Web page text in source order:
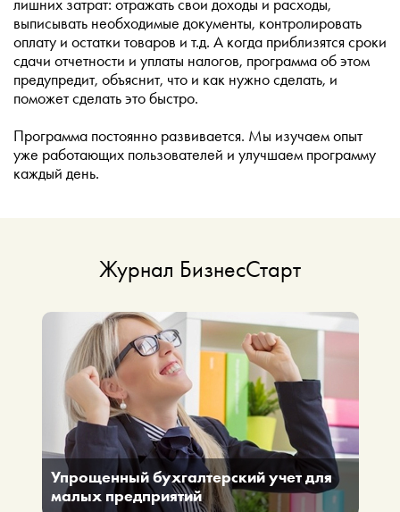
выписывать необходимые документы, контролировать
оплату и остатки товаров и т.д. А когда приблизятся сроки
сдачи отчетности и уплаты налогов, программа об этом
предупредит, объяснит, что и как нужно сделать, и
поможет сделать это быстро.
Программа постоянно развивается. Мы изучаем опыт
уже работающих пользователей и улучшаем программу
каждый день.
Журнал БизнесСтарт
Упрощенный бухгалтерский учет для
малых предприятий